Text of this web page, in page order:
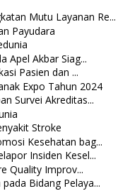
Mutu Layanan Re...
Payudara
Apel Akbar Siag...
Pasien dan ...
Expo Tahun 2024
Survei Akreditas...
Stroke
Kesehatan bag...
Insiden Kesel...
Quality Improv...
Bidang Pelaya...